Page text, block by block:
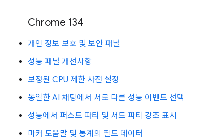
Chrome 134
개인 정보 보호 및 보안 패널
성능 패널 개선사항
보정된 CPU 제한 사전 설정
동일한 AI 채팅에서 서로 다른 성능 이벤트 선택
성능에서 퍼스트 파티 및 서드 파티 강조 표시
마커 도움말 및 통계의 필드 데이터